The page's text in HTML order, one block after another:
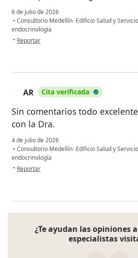
6 de julio de 2026
• Consultorio Medellín- Edificio Salud y
endocrinología
• en opinión del usuario Maritza
Reportar
AR Cita verificada
Sin comentarios todo
con la Dra.
4 de julio de 2026
• Consultorio Medellín- Edificio Salud y
endocrinología
• en opinión del usuario AR
Reportar
¿Te ayudan las opiniones
especialistas